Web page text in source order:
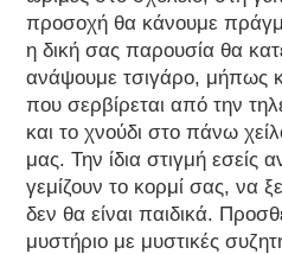
προσοχή θα κάνουμε
η δική σας παρουσία θα
ανάψουμε τσιγάρο, μήπως
που σερβίρεται από την
και το χνούδι στο πάνω
μας. Την ίδια στιγμή εσείς
γεμίζουν το κορμί σας, να
δεν θα είναι παιδικά.
μυστήριο με μυστικές